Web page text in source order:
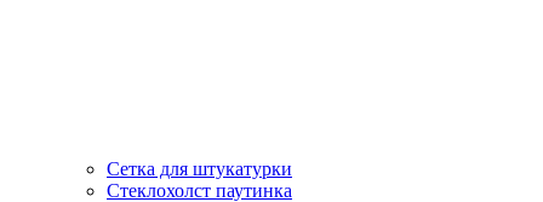
Сетка для штукатурки
Стеклохолст паутинка